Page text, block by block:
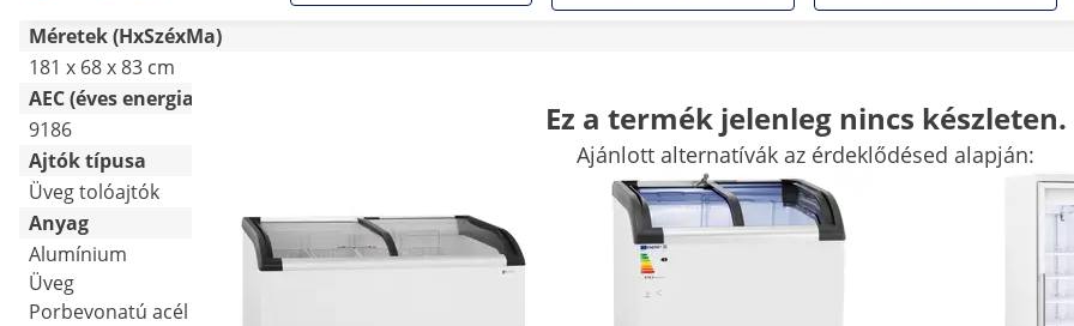
Méretek (HxSzéxMa)
181 x 68 x 83 cm
AEC (éves energiafogyasztás) [kWh]
9186
957 3015
Ajtók típusa
Üveg tolóajtók
-
Anyag
Alumínium
Üveg
Porbevonatú acél
Alumínium
Ez a termék jelenleg nincs készleten.
Ajánlott alternatívák az érdeklődésed alapján: